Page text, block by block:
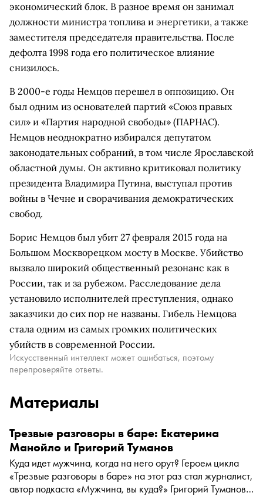
экономический блок. В разное время он занимал
должности министра топлива и энергетики, а также
заместителя председателя правительства. После
дефолта 1998 года его политическое влияние
снизилось.
В 2000-е годы Немцов перешел в оппозицию. Он
был одним из основателей партий «Союз правых
сил» и «Партия народной свободы» (ПАРНАС).
Немцов неоднократно избирался депутатом
законодательных собраний, в том числе Ярославской
областной думы. Он активно критиковал политику
президента Владимира Путина, выступал против
войны в Чечне и сворачивания демократических
свобод.
Борис Немцов был убит 27 февраля 2015 года на
Большом Москворецком мосту в Москве. Убийство
вызвало широкий общественный резонанс как в
России, так и за рубежом. Расследование дела
установило исполнителей преступления, однако
заказчики до сих пор не названы. Гибель Немцова
стала одним из самых громких политических
убийств в современной России.
Искусственный интеллект может ошибаться, поэтому
перепроверяйте ответы.
Материалы
Трезвые разговоры в баре: Екатерина
Манойло и Григорий Туманов
Куда идет мужчина, когда на него орут? Героем цикла
«Трезвые разговоры в баре» на этот раз стал журналист,
автор подкаста «Мужчина, вы куда?» Григорий Туманов.